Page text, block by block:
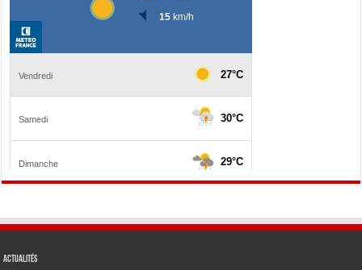
Actualités